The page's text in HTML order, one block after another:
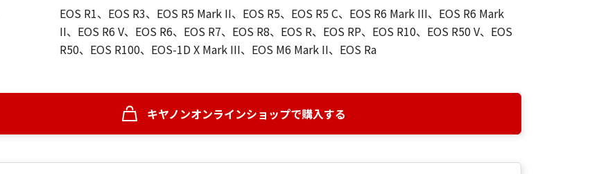
EOS R1、EOS R3、EOS R5 Mark II、EOS R5、EOS R5 C、EOS R6 Mark III、EOS R6 Mark
II、EOS R6 V、EOS R6、EOS R7、EOS R8、EOS R、EOS RP、EOS R10、EOS R50 V、EOS
R50、EOS R100、EOS-1D X Mark III、EOS M6 Mark II、EOS Ra
キヤノンオンラインショップで購入する